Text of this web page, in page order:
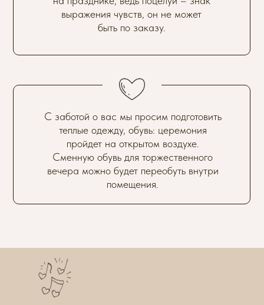
выражения чувств, он не может
быть по заказу.
С заботой о вас мы просим подготовить
теплые одежду, обувь: церемония
пройдет на открытом воздухе.
Сменную обувь для торжественного
вечера можно будет переобуть внутри
помещения.